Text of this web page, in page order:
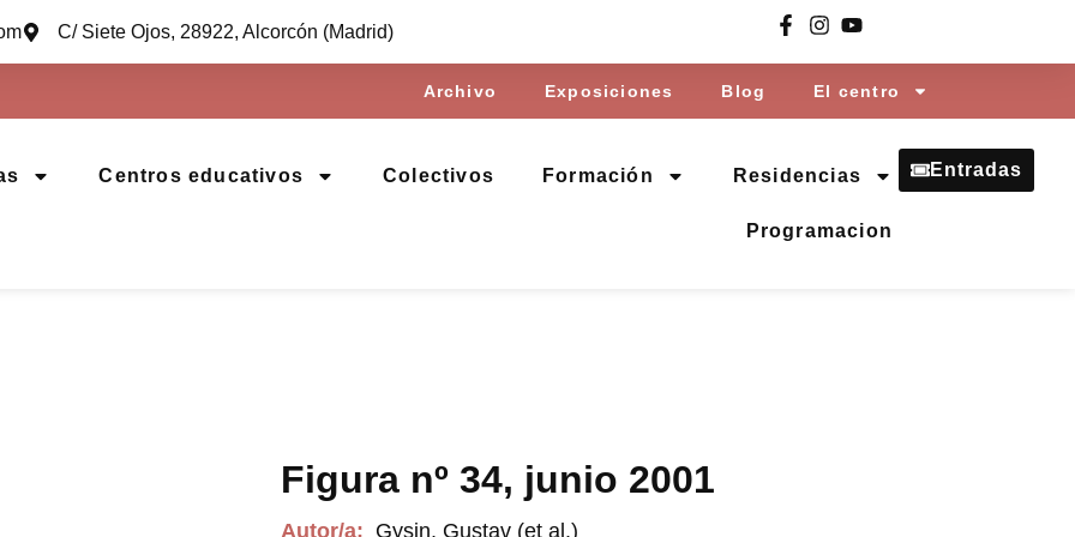
C/ Siete Ojos, 28922, Alcorcón (Madrid)
Archivo Exposiciones Blog El centro
Centros educativos Colectivos Formación Residencias
Programacion
Entradas
Figura nº 34, junio 2001
Autor/a: Gysin, Gustav (et al.)